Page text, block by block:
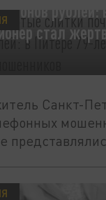
рублей:
стал
Санкт-